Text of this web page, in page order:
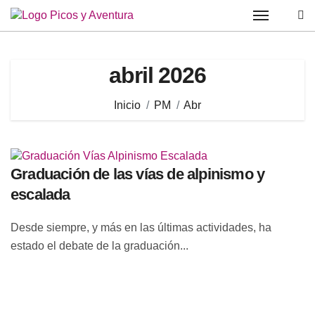
Saltar
abril 2026
Inicio PM Abr
Graduación de las vías de alpinismo y
escalada
Desde siempre, y más en las últimas actividades, ha
estado el debate de la graduación...